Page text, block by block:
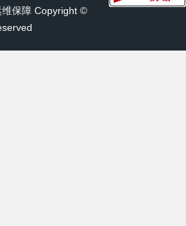
保障 Copyright ©